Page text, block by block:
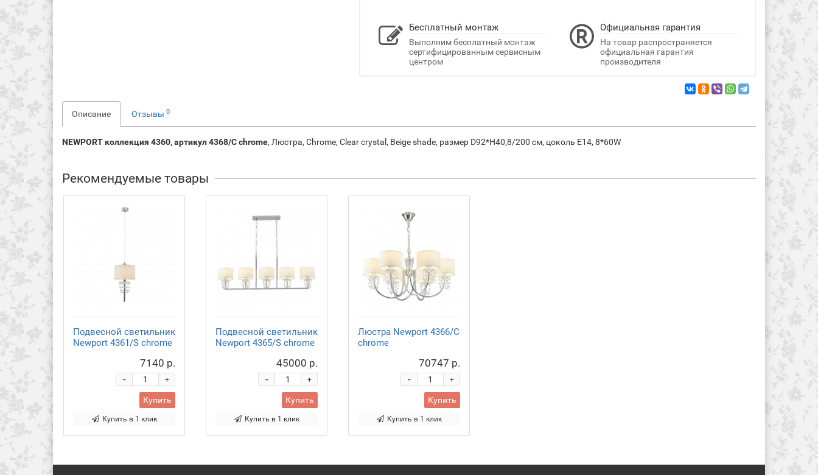
Бесплатный монтаж
Выполним бесплатный монтаж
сертифицированным сервисным
центром
Официальная гарантия
На товар распространяется
официальная гарантия
производителя
Описание Отзывы 0
NEWPORT коллекция 4360, артикул 4368/C chrome, Люстра, Chrome, Clear crystal, Beige shade, размер D92*H40,8/200 см, цоколь E14, 8*60W
Рекомендуемые товары
Подвесной светильник
Newport 4361/S chrome
7140 р.
+
-
Купить
Купить в 1 клик
Подвесной светильник
Newport 4365/S chrome
45000 р.
+
-
Купить
Купить в 1 клик
Люстра Newport 4366/C
chrome
70747 р.
+
-
Купить
Купить в 1 клик